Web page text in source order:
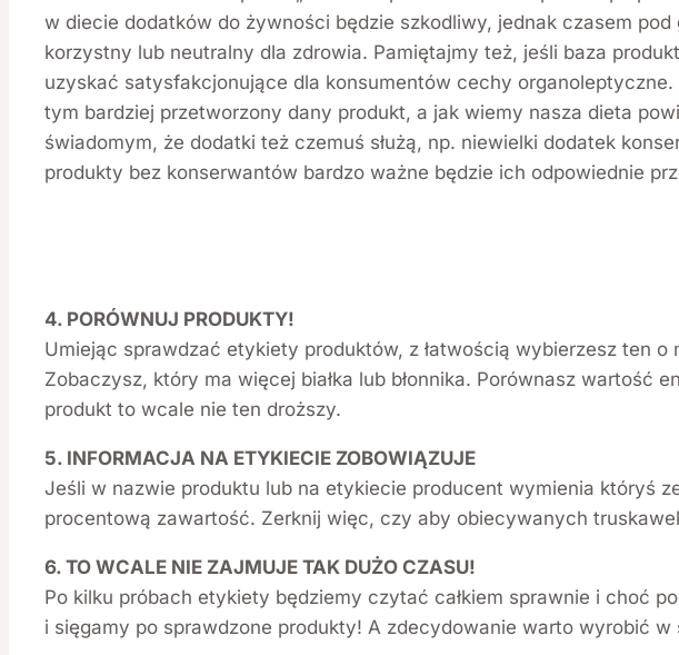
w diecie dodatków do żywności będzie szkodliwy, jednak czasem
korzystny lub neutralny dla zdrowia. Pamiętajmy też, jeśli baza
uzyskać satysfakcjonujące dla konsumentów cechy
tym bardziej przetworzony dany produkt, a jak wiemy nasza dieta
świadomym, że dodatki też czemuś służą, np. niewielki dodatek
produkty bez konserwantów bardzo ważne będzie ich odpowiednie
4. PORÓWNUJ PRODUKTY!
Umiejąc sprawdzać etykiety produktów, z łatwością wybierzesz ten
Zobaczysz, który ma więcej białka lub błonnika. Porównasz wartość
produkt to wcale nie ten droższy.
5. INFORMACJA NA ETYKIECIE ZOBOWIĄZUJE
Jeśli w nazwie produktu lub na etykiecie producent wymienia któryś
procentową zawartość. Zerknij więc, czy aby obiecywanych
6. TO WCALE NIE ZAJMUJE TAK DUŻO CZASU!
Po kilku próbach etykiety będziemy czytać całkiem sprawnie i choć
i sięgamy po sprawdzone produkty! A zdecydowanie warto wyrobić